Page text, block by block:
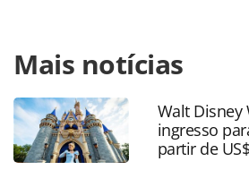
https://www.panrotas.com.br/
minha-cvc-ganha-novas-
as ferramentas oferecidas na
produzido pela PANROTAS Editora
legislação brasileira sobre direito
conteúdo sem autorização da
Mais notícias
Walt Disney
ingresso
partir de